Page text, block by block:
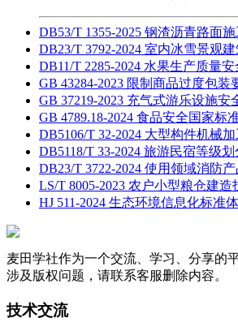
DB53/T 1355-2025 钢渣沥青路面
DB23/T 3792-2024 室内冰雪景观
DB11/T 2285-2024 水果生产质量
GB 43284-2023 限制商品过度包装
GB 37219-2023 充气式游乐设施安
GB 4789.18-2024 食品安全国家标
DB5106/T 32-2024 大型构件机械
DB5118/T 33-2024 旅游民宿等级
DB23/T 3722-2024 使用领域消防
LS/T 8005-2023 农户小型粮仓建造
HJ 511-2024 生态环境信息化标准
麦田学社作为一个交流、学习、分享的
涉及版权问题，请联系客服删除内容。
技术交流